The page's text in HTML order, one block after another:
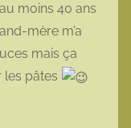
moins 40 ans
mère m’a
mais ça
les pâtes